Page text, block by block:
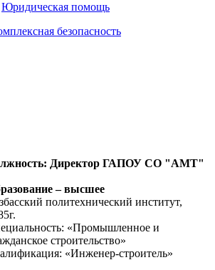
Юридическая помощь
безопасность
Директор ГАПОУ СО "АМТ"
– высшее
политехнический институт,
«Промышленное и
строительство»
«Инженер-строитель»